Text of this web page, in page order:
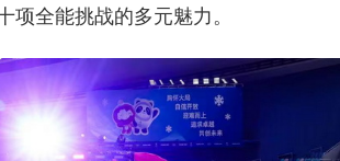
项全能挑战的多元魅力。